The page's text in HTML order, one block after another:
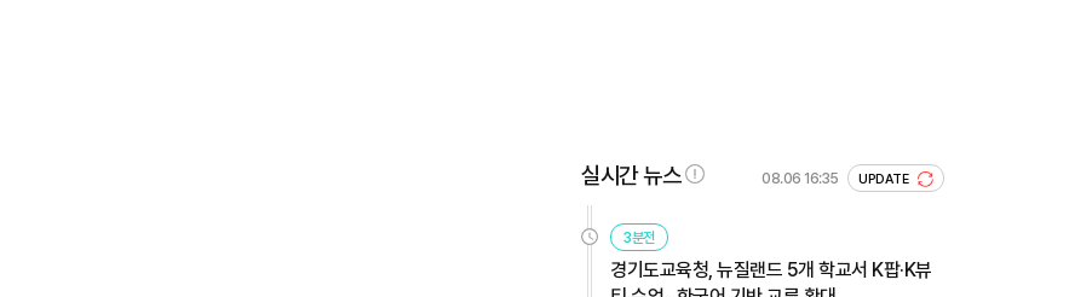
실시간 뉴스 08.06 16:35 UPDATE
3분전
경기도교육청, 뉴질랜드 5개 학교서 K팝·K뷰